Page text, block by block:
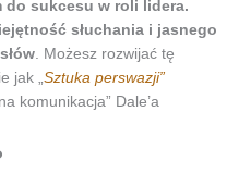
do sukcesu w roli lidera.
słuchania i jasnego
. Możesz rozwijać tę
jak „ Sztuka perswazji”
komunikacja” Dale’a